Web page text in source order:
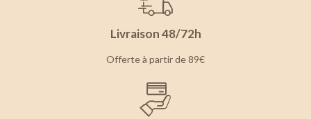
Livraison 48/72h
Offerte à partir de 89€